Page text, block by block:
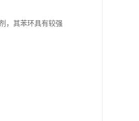
，其苯环具有较强